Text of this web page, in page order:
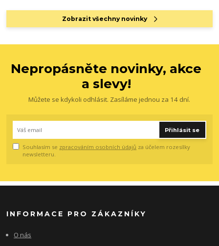
Zobrazit všechny novinky
Nepropásněte novinky, akce
a slevy!
Můžete se kdykoli odhlásit. Zasíláme jednou za 14 dní.
Přihlásit se
Souhlasím se zpracováním osobních údajů za účelem rozesílky
newsletteru.
INFORMACE PRO ZÁKAZNÍKY
O nás